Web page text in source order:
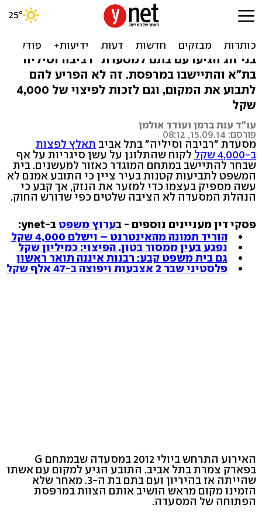
בחרו לשבת באזור עישון ובכל
זאת יקבלו פיצוי
בני זוג הגיעו עם בתם למסעדת "רביבה וסיליה"
בת"א והתיישבו במרפסת. זה לא הפריע להם
לתבוע את המקום, וגם לזכות לפיצוי של 4,000
שקל
עו"ד ענת ברמן ועודד אולמן
פורסם: 15.09.14, 08:12
מסעדת "רביבה וסיליה" בתל אביב תאלץ לפצות
ב-4,000 שקל לקוח שהתלונן על עשן סיגריות על אף
שבחר להתיישב במתחם המוגדר כאזור למעשנים. בית
המשפט לתביעות קטנות בעיר ציין כי התובע אמנם לא
עשה מספיק בעצמו כדי למזער את הנזק, אך קבע כי
הנהלת המסעדה לא הציבה שלטים כפי שדורש החוק.
פסקי דין מעניינים נוספים - בערוץ משפט ב-ynet:
הוריד תמונה מהאינטרנט – וישלם 4,000 שקל
נפגע בעין ממסור בטון. הפיצוי: כמיליון שקל
גם בית משפט קבע: רבנות איננה תואר ראשון
פלסטיני שבר 2 אצבעות ויפוצה ב-47 אלף שקל
האירוע התרחש ביולי 2012 במסעדה שבמתחם G
בפארק צמרת בתל אביב. התובע הגיע למקום עם אשתו
שהייתה אז בהיריון ועם בתם בת ה-3. מאחר שלא
הזמינו מקום מראש הושיב אותם הצוות במרפסת
הפתוחה של המסעדה.